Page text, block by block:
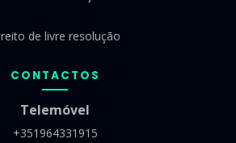
de livre resolução
CONTACTOS
Telemóvel
+351964331915